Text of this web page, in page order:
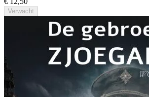
Verwacht